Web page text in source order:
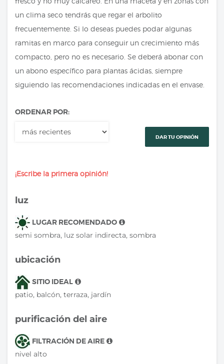
un clima seco tendrás que regar el arbolito
frecuentemente. Si lo deseas puedes podar algunas
ramitas en marco para conseguir un crecimiento más
compacto, pero no es necesario. Se deberá abonar con
un abono específico para plantas ácidas, siempre
siguiendo las recomendaciones indicadas en el envase.
ORDENAR POR:
DAR TU OPINIÓN
¡Escribe la primera opinión!
luz
LUGAR RECOMENDADO
semi sombra, luz solar indirecta, sombra
ubicación
SITIO IDEAL
patio, balcón, terraza, jardín
purificación del aire
FILTRACIÓN DE AIRE
nivel alto